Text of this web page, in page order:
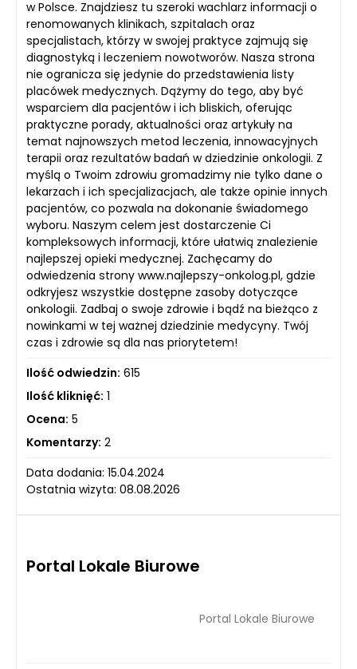
w Polsce. Znajdziesz tu szeroki wachlarz informacji o
renomowanych klinikach, szpitalach oraz
specjalistach, którzy w swojej praktyce zajmują się
diagnostyką i leczeniem nowotworów. Nasza strona
nie ogranicza się jedynie do przedstawienia listy
placówek medycznych. Dążymy do tego, aby być
wsparciem dla pacjentów i ich bliskich, oferując
praktyczne porady, aktualności oraz artykuły na
temat najnowszych metod leczenia, innowacyjnych
terapii oraz rezultatów badań w dziedzinie onkologii. Z
myślą o Twoim zdrowiu gromadzimy nie tylko dane o
lekarzach i ich specjalizacjach, ale także opinie innych
pacjentów, co pozwala na dokonanie świadomego
wyboru. Naszym celem jest dostarczenie Ci
kompleksowych informacji, które ułatwią znalezienie
najlepszej opieki medycznej. Zachęcamy do
odwiedzenia strony www.najlepszy-onkolog.pl, gdzie
odkryjesz wszystkie dostępne zasoby dotyczące
onkologii. Zadbaj o swoje zdrowie i bądź na bieżąco z
nowinkami w tej ważnej dziedzinie medycyny. Twój
czas i zdrowie są dla nas priorytetem!
Ilość odwiedzin: 615
Ilość kliknięć: 1
Ocena: 5
Komentarzy: 2
Data dodania: 15.04.2024
Ostatnia wizyta: 08.08.2026
Portal Lokale Biurowe
Portal Lokale Biurowe